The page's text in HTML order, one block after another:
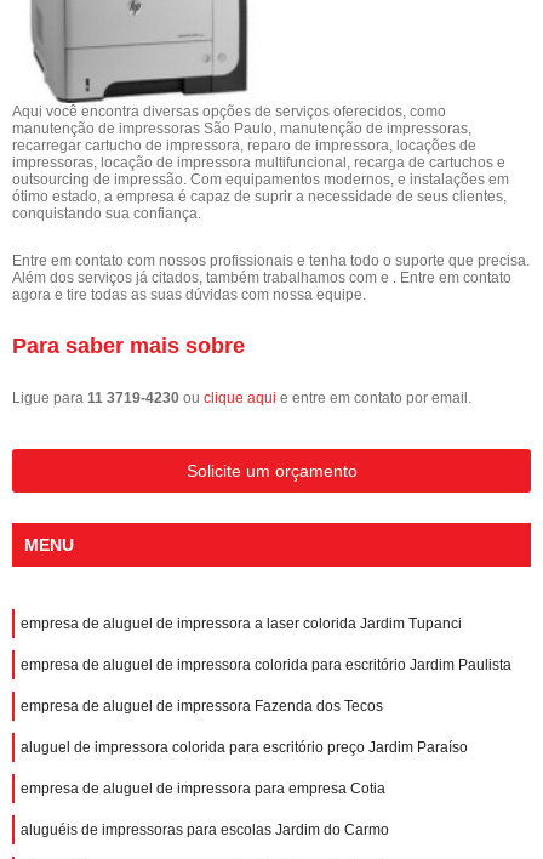
Aqui você encontra diversas opções de serviços oferecidos, como
manutenção de impressoras São Paulo, manutenção de impressoras,
recarregar cartucho de impressora, reparo de impressora, locações de
impressoras, locação de impressora multifuncional, recarga de cartuchos e
outsourcing de impressão. Com equipamentos modernos, e instalações em
ótimo estado, a empresa é capaz de suprir a necessidade de seus clientes,
conquistando sua confiança.
Entre em contato com nossos profissionais e tenha todo o suporte que precisa.
Além dos serviços já citados, também trabalhamos com e . Entre em contato
agora e tire todas as suas dúvidas com nossa equipe.
Para saber mais sobre
Ligue para 11 3719-4230 ou clique aqui e entre em contato por email.
Solicite um orçamento
MENU
empresa de aluguel de impressora a laser colorida Jardim Tupanci
empresa de aluguel de impressora colorida para escritório Jardim Paulista
empresa de aluguel de impressora Fazenda dos Tecos
aluguel de impressora colorida para escritório preço Jardim Paraíso
empresa de aluguel de impressora para empresa Cotia
aluguéis de impressoras para escolas Jardim do Carmo